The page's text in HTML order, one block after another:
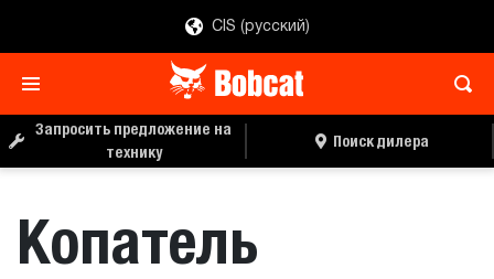
CIS (русский)
Запросить предложение на
технику
Поиск дилера
Копатель
ЗАПРОС ЦЕНЫ ПОИСК ДИЛЕРА